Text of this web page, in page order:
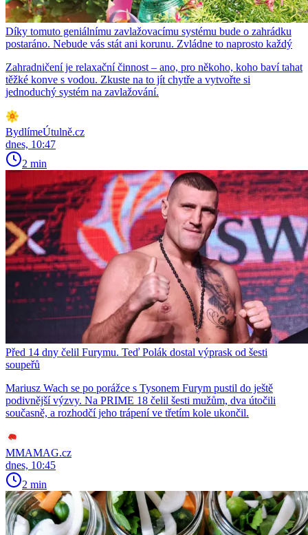
Díky tomuto geniálnímu zavlažovacímu systému bude o zahrádku
postaráno. Nebude vás stát ani korunu. Zvládne to naprosto každý
Zahradničení je relaxační činnost – ano, pro někoho, koho baví tahat
těžké konve s vodou. Zkuste na to jít chytře a vytvořte si
jednoduchý systém na zavlažování.
BydlímeÚtulně.cz
dnes, 10:47
2 min
Před 14 dny čelil Furymu. Teď Polák dostal výprask od šesti
soupeřů
Mariusz Wach se po porážce s Tysonem Furym pustil do ještě
podivnější výzvy. Na PRIME 18 čelil šesti mužům, dva útočili
současně, a rozhodčí jeho trápení ve třetím kole ukončil.
MMAMAG.cz
dnes, 10:45
2 min